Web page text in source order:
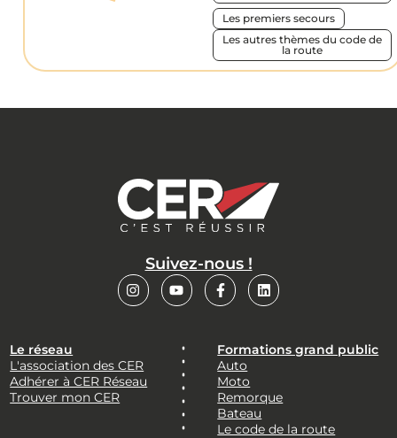
Les premiers secours
Les autres thèmes du code de
la route
Suivez-nous !
Le réseau
L'association des CER
Adhérer à CER Réseau
Trouver mon CER
Formations grand public
Auto
Moto
Remorque
Bateau
Le code de la route